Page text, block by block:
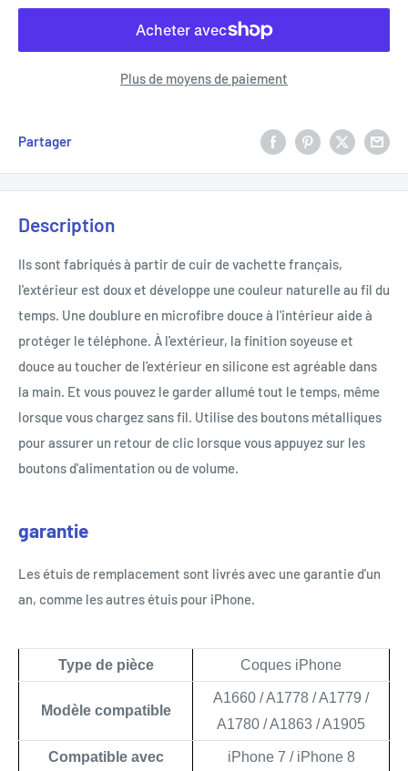
Plus de moyens de paiement
Partager
Description
Ils sont fabriqués à partir de cuir de vachette français,
l'extérieur est doux et développe une couleur naturelle au fil du
temps. Une doublure en microfibre douce à l'intérieur aide à
protéger le téléphone. À l'extérieur, la finition soyeuse et
douce au toucher de l'extérieur en silicone est agréable dans
la main. Et vous pouvez le garder allumé tout le temps, même
lorsque vous chargez sans fil. Utilise des boutons métalliques
pour assurer un retour de clic lorsque vous appuyez sur les
boutons d'alimentation ou de volume.
garantie
Les étuis de remplacement sont livrés avec une garantie d'un
an, comme les autres étuis pour iPhone.
Type de pièce Coques iPhone
Modèle compatible
A1660 / A1778 / A1779 /
A1780 / A1863 / A1905
Compatible avec iPhone 7 / iPhone 8